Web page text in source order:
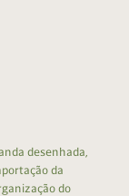
desenhada,
da
do